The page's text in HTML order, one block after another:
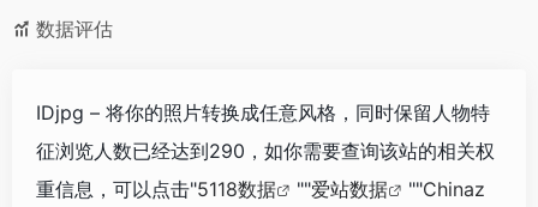
数据评估
IDjpg – 将你的照片转换成任意风格，同时保留人物特
征浏览人数已经达到290，如你需要查询该站的相关权
重信息，可以点击"5118数据 ""爱站数据 ""Chinaz